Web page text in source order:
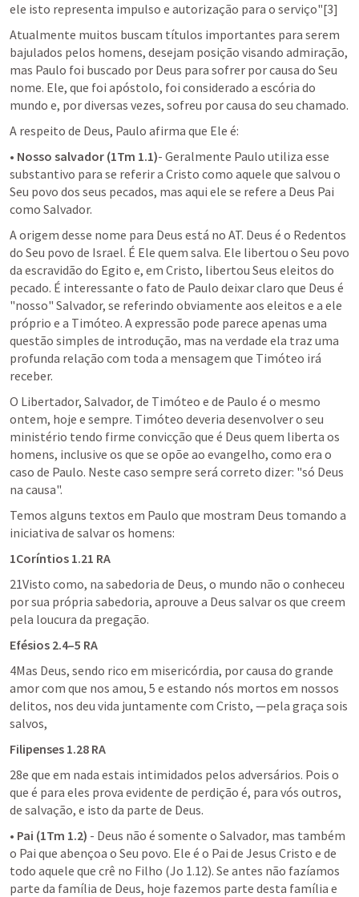
ele isto representa impulso e autorização para o serviço"[3]
Atualmente muitos buscam títulos importantes para serem
bajulados pelos homens, desejam posição visando admiração,
mas Paulo foi buscado por Deus para sofrer por causa do Seu
nome. Ele, que foi apóstolo, foi considerado a escória do
mundo e, por diversas vezes, sofreu por causa do seu chamado.
A respeito de Deus, Paulo afirma que Ele é:
• Nosso salvador (1Tm 1.1)- Geralmente Paulo utiliza esse
substantivo para se referir a Cristo como aquele que salvou o
Seu povo dos seus pecados, mas aqui ele se refere a Deus Pai
como Salvador.
A origem desse nome para Deus está no AT. Deus é o Redentos
do Seu povo de Israel. É Ele quem salva. Ele libertou o Seu povo
da escravidão do Egito e, em Cristo, libertou Seus eleitos do
pecado. É interessante o fato de Paulo deixar claro que Deus é
"nosso" Salvador, se referindo obviamente aos eleitos e a ele
próprio e a Timóteo. A expressão pode parece apenas uma
questão simples de introdução, mas na verdade ela traz uma
profunda relação com toda a mensagem que Timóteo irá
receber.
O Libertador, Salvador, de Timóteo e de Paulo é o mesmo
ontem, hoje e sempre. Timóteo deveria desenvolver o seu
ministério tendo firme convicção que é Deus quem liberta os
homens, inclusive os que se opõe ao evangelho, como era o
caso de Paulo. Neste caso sempre será correto dizer: "só Deus
na causa".
Temos alguns textos em Paulo que mostram Deus tomando a
iniciativa de salvar os homens:
1Coríntios 1.21 RA
21Visto como, na sabedoria de Deus, o mundo não o conheceu
por sua própria sabedoria, aprouve a Deus salvar os que creem
pela loucura da pregação.
Efésios 2.4–5 RA
4Mas Deus, sendo rico em misericórdia, por causa do grande
amor com que nos amou, 5 e estando nós mortos em nossos
delitos, nos deu vida juntamente com Cristo, —pela graça sois
salvos,
Filipenses 1.28 RA
28e que em nada estais intimidados pelos adversários. Pois o
que é para eles prova evidente de perdição é, para vós outros,
de salvação, e isto da parte de Deus.
• Pai (1Tm 1.2) - Deus não é somente o Salvador, mas também
o Pai que abençoa o Seu povo. Ele é o Pai de Jesus Cristo e de
todo aquele que crê no Filho (Jo 1.12). Se antes não fazíamos
parte da família de Deus, hoje fazemos parte desta família e